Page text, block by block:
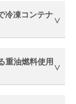
冷凍コンテナ
重油燃料使用